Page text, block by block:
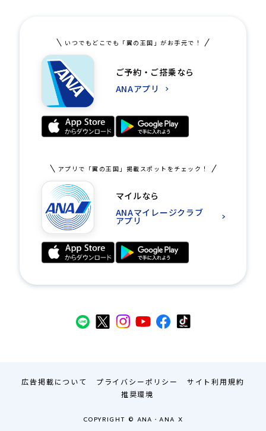
いつでもどこでも「翼の王国」がお手元で！
ご予約・ご搭乗なら
ANAアプリ
アプリで「翼の王国」掲載スポットをチェック！
マイルなら
ANAマイレージクラブ
アプリ
広告掲載について プライバシーポリシー
サイト利用規約
推奨環境
COPYRIGHT © ANA・ANA X